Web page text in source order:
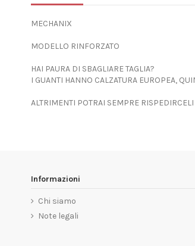
MECHANIX
MODELLO RINFORZATO
HAI PAURA DI SBAGLIARE TAGLIA?
I GUANTI HANNO CALZATURA EUROPEA,
ALTRIMENTI POTRAI SEMPRE
Informazioni
Chi siamo
Note legali